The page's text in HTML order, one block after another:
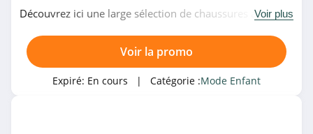
Découvrez ici une large sélection de chaussures à partir
Voir plus
Voir la promo
Expiré: En cours | Catégorie :Mode Enfant